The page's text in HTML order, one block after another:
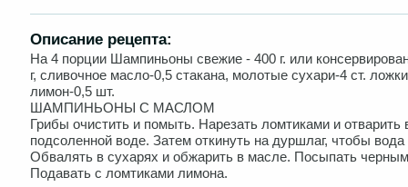
Описание рецепта:
На 4 порции Шампиньоны свежие - 400 г. или
г, сливочное масло-0,5 стакана, молотые сухари-4 ст.
лимон-0,5 шт.
ШАМПИНЬОНЫ С МАСЛОМ
Грибы очистить и помыть. Нарезать ломтиками и отварить
подсоленной воде. Затем откинуть на дуршлаг, чтобы вода
Обвалять в сухарях и обжарить в масле. Посыпать
Подавать с ломтиками лимона.